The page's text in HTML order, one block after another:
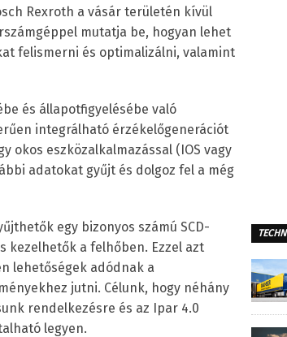
Rexroth a vásár területén kívül
mutatja be, hogyan lehet
felismerni és optimalizálni, valamint
és állapotfigyelésébe való
integrálható érzékelőgenerációt
okos eszközalkalmazással (IOS vagy
adatokat gyűjt és dolgoz fel a még
egy bizonyos számú SCD-
kezelhetők a felhőben. Ezzel azt
lehetőségek adódnak a
jutni. Célunk, hogy néhány
rendelkezésre és az Ipar 4.0
legyen.